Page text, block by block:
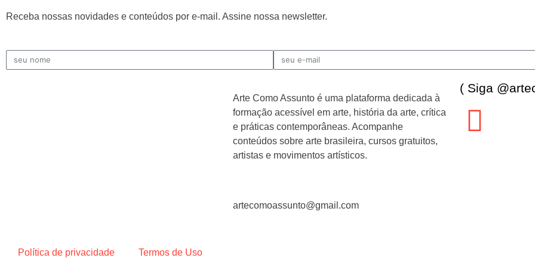
Receba nossas novidades e conteúdos por e-mail. Assine nossa newsletter.
Arte Como Assunto é uma plataforma dedicada à
formação acessível em arte, história da arte, crítica
e práticas contemporâneas. Acompanhe
conteúdos sobre arte brasileira, cursos gratuitos,
artistas e movimentos artísticos.
artecomoassunto@gmail.com
( Siga
Política de privacidade Termos de Uso